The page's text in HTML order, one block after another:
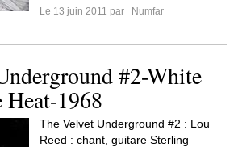
Le 13 juin 2011 par
Numfar
#2-White
1968
The Velvet Underground #2 : Lou
Reed : chant, guitare Sterling